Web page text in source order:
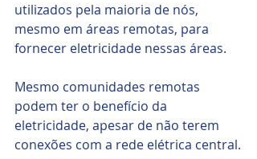
utilizados pela maioria de nós,
mesmo em áreas remotas, para
fornecer eletricidade nessas áreas.
Mesmo comunidades remotas
podem ter o benefício da
eletricidade, apesar de não terem
conexões com a rede elétrica central.